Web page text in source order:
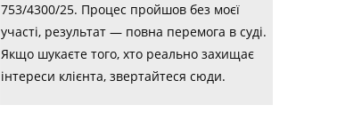
753/4300/25. Процес пройшов без моєї
участі, результат — повна перемога в суді.
Якщо шукаєте того, хто реально захищає
інтереси клієнта, звертайтеся сюди.